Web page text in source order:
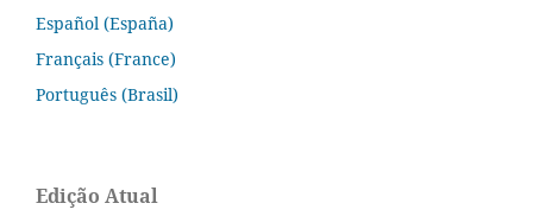
Español (España)
Français (France)
Português (Brasil)
Edição Atual